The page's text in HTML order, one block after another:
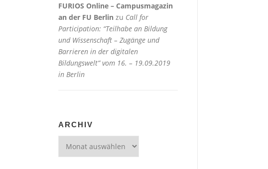
FURIOS Online – Campusmagazin
an der FU Berlin zu Call for
Participation: “Teilhabe an Bildung
und Wissenschaft – Zugänge und
Barrieren in der digitalen
Bildungswelt” vom 16. – 19.09.2019
in Berlin
ARCHIV